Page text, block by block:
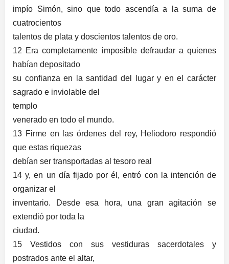
impío Simón, sino que todo ascendía a la suma de
cuatrocientos
talentos de plata y doscientos talentos de oro.
12 Era completamente imposible defraudar a quienes
habían depositado
su confianza en la santidad del lugar y en el carácter
sagrado e inviolable del
templo
venerado en todo el mundo.
13 Firme en las órdenes del rey, Heliodoro respondió
que estas riquezas
debían ser transportadas al tesoro real
14 y, en un día fijado por él, entró con la intención de
organizar el
inventario. Desde esa hora, una gran agitación se
extendió por toda la
ciudad.
15 Vestidos con sus vestiduras sacerdotales y
postrados ante el altar,